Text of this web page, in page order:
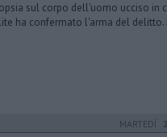
sul corpo dell'uomo ucciso in
ha confermato l'arma del
MARTEDÌ